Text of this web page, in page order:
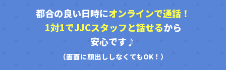
都合の良い日時にオンラインで通話！
1対1でJJCスタッフと話せるから
安心です♪
（画面に顔出ししなくてもOK！）